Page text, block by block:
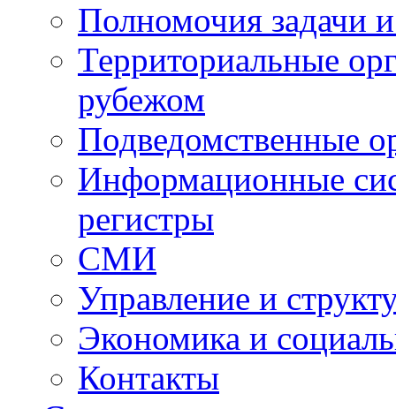
Полномочия задачи
Территориальные
рубежом
Подведомственные
Информационные
регистры
СМИ
Управление и
Экономика и
Контакты